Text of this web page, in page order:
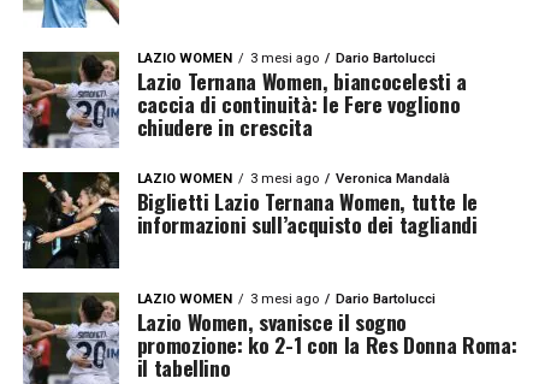
LAZIO WOMEN 3 mesi ago Dario Bartolucci
Lazio Ternana Women, biancocelesti a
caccia di continuità: le Fere vogliono
chiudere in crescita
LAZIO WOMEN 3 mesi ago Veronica Mandalà
Biglietti Lazio Ternana Women, tutte le
informazioni sull’acquisto dei tagliandi
LAZIO WOMEN 3 mesi ago Dario Bartolucci
Lazio Women, svanisce il sogno
promozione: ko 2-1 con la Res Donna Roma:
il tabellino